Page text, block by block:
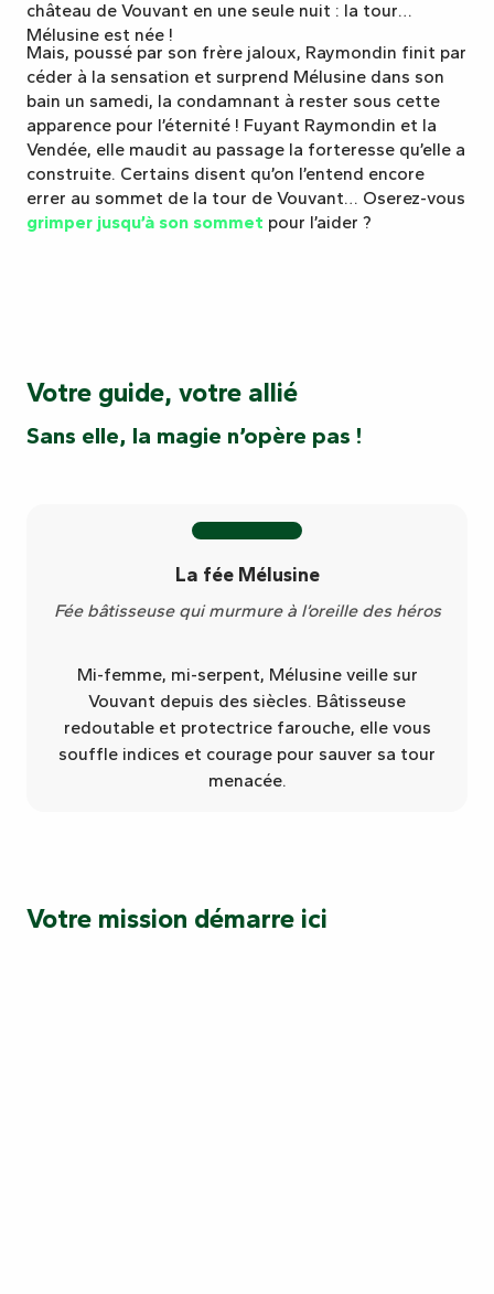
château de Vouvant en une seule nuit : la tour
Mélusine est née !
Mais, poussé par son frère jaloux, Raymondin finit par
céder à la sensation et surprend Mélusine dans son
bain un samedi, la condamnant à rester sous cette
apparence pour l’éternité ! Fuyant Raymondin et la
Vendée, elle maudit au passage la forteresse qu’elle a
construite. Certains disent qu’on l’entend encore
errer au sommet de la tour de Vouvant… Oserez-vous
grimper jusqu’à son sommet pour l’aider ?
Votre guide, votre allié
Sans elle, la magie n’opère pas !
La fée Mélusine
Fée bâtisseuse qui murmure à l’oreille des héros
Mi-femme, mi-serpent, Mélusine veille sur
Vouvant depuis des siècles. Bâtisseuse
redoutable et protectrice farouche, elle vous
souffle indices et courage pour sauver sa tour
menacée.
Votre mission démarre ici